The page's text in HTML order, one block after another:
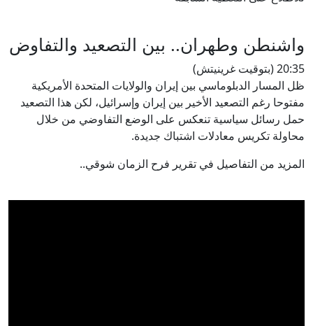
واشنطن وطهران.. بين التصعيد والتفاوض
20:35 (بتوقيت غرينيتش)
ظل المسار الدبلوماسي بين إيران والولايات المتحدة الأمريكية
مفتوحا رغم التصعيد الأخير بين إيران وإسرائيل، لكن هذا التصعيد
حمل رسائل سياسية تنعكس على الوضع التفاوضي من خلال
محاولة تكريس معادلات اشتباك جديدة.
المزيد من التفاصيل في تقرير فرح الزمان شوقي..